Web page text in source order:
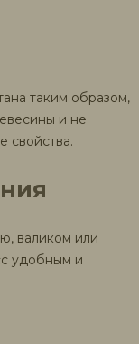
таким образом,
и не
свойства.
валиком или
удобным и